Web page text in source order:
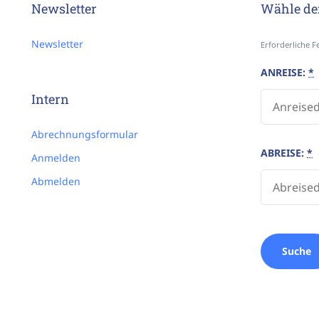
Newsletter
Newsletter
Intern
Abrechnungsformular
Anmelden
Abmelden
Wähle
Erforderliche
ANREISE: *
ABREISE: *